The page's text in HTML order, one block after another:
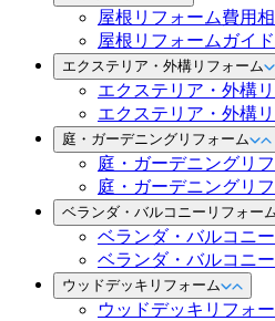
屋根リフォーム費用
屋根リフォームガイド
エクステリア・外構リフォーム
エクステリア・外構
エクステリア・外構
庭・ガーデニングリフォーム
庭・ガーデニングリ
庭・ガーデニングリ
ベランダ・バルコニーリフォー
ベランダ・バルコニ
ベランダ・バルコニ
ウッドデッキリフォーム
ウッドデッキリフォ